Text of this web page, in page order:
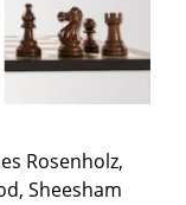
Rosenholz,
Sheesham